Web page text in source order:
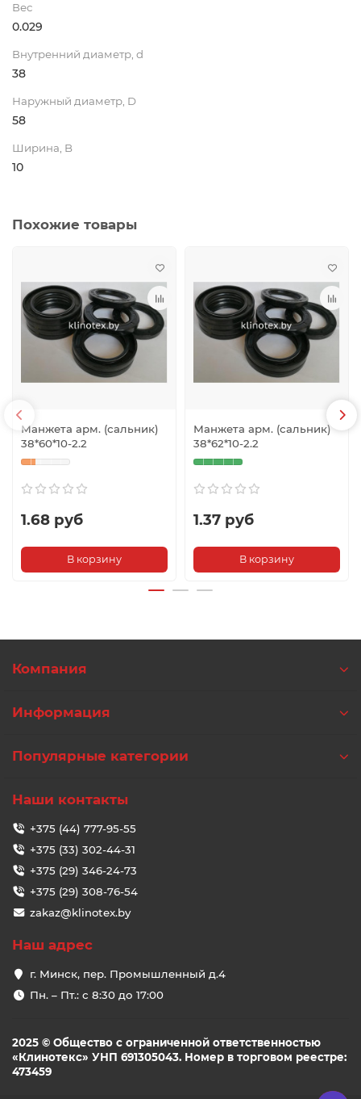
Вес
0.029
Внутренний диаметр, d
38
Наружный диаметр, D
58
Ширина, B
10
Похожие товары
Манжета арм. (сальник)
38*60*10-2.2
1.68 руб
В корзину
Манжета арм. (сальник)
38*62*10-2.2
1.37 руб
В корзину
Компания
Информация
Популярные категории
Наши контакты
+375 (44) 777-95-55
+375 (33) 302-44-31
+375 (29) 346-24-73
+375 (29) 308-76-54
zakaz@klinotex.by
Наш адрес
г. Минск, пер. Промышленный д.4
Пн. – Пт.: с 8:30 до 17:00
2025 © Общество с ограниченной ответственностью
«Клинотекс» УНП 691305043. Номер в торговом реестре:
473459